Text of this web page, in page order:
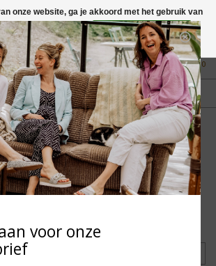
App naar +31 58 250 1503
0
NL
FYSIEKE WINKEL
in Mantgum (frl)
fdad
onze website, ga je akkoord met het gebruik van
te verbeteren.
Dit bericht verbergen
Meer over cookies »
voor onze